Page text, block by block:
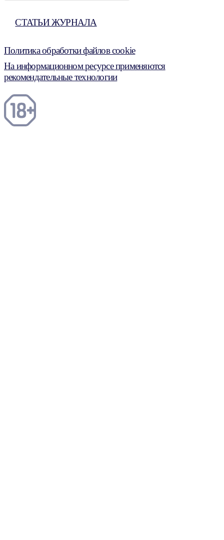
СТАТЬИ ЖУРНАЛА
Политика обработки файлов cookie
На информационном ресурсе применяются
рекомендательные технологии